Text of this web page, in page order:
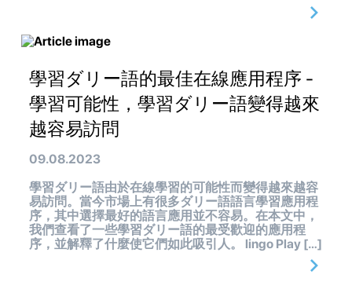
學習ダリー語的最佳在線應用程序 -
學習可能性，學習ダリー語變得越來
越容易訪問
09.08.2023
學習ダリー語由於在線學習的可能性而變得越來越容
易訪問。當今市場上有很多ダリー語語言學習應用程
序，其中選擇最好的語言應用並不容易。在本文中，
我們查看了一些學習ダリー語的最受歡迎的應用程
序，並解釋了什麼使它們如此吸引人。 lingo Play […]